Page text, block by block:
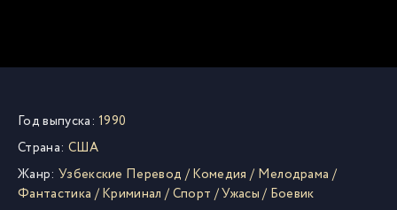
Год выпуска: 1990
Страна: США
Жанр: Узбекские Перевод /Комедия / Мелодрама /
Фантастика /Криминал /Спорт /Ужасы/ Боевик